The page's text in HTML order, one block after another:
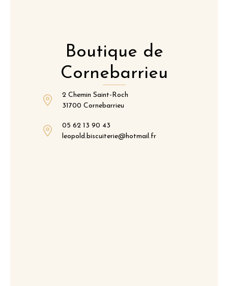
Boutique de
Cornebarrieu
2 Chemin Saint-Roch
31700 Cornebarrieu
05 62 13 90 43
leopold.biscuiterie@hotmail.fr